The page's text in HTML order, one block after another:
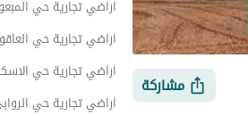
مشاركة
اراضي تجارية حي
اراضي تجارية حي
اراضي تجارية حي
اراضي تجارية حي